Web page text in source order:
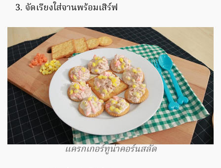
จัดเรียงใส่จานพร้อมเสิร์ฟ
แครกเกอร์ทูน่าคอร์นสลัด